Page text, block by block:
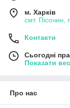
м. Харків
смт. Пісочин,
Контакти
Сьогодні
Показати
Про нас